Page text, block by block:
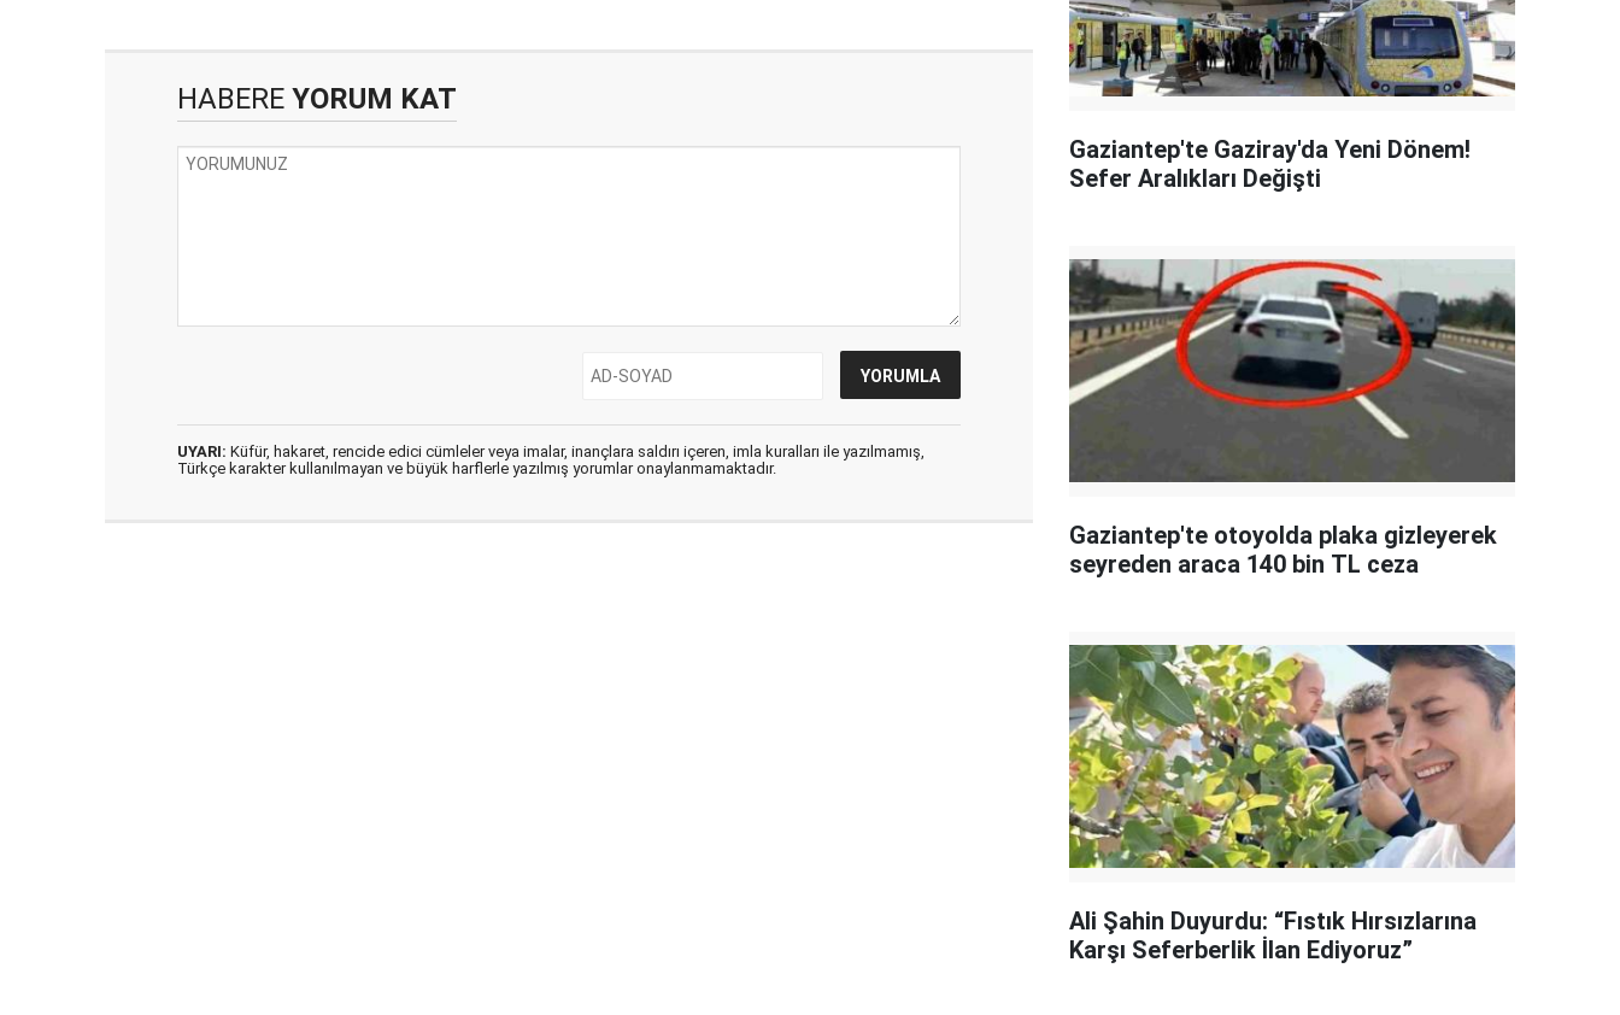
HABERE YORUM KAT
UYARI: Küfür, hakaret, rencide edici cümleler veya imalar, inançlara saldırı içeren, imla kuralları ile yazılmamış,
Türkçe karakter kullanılmayan ve büyük harflerle yazılmış yorumlar onaylanmamaktadır.
Gaziantep'te Gaziray'da Yeni Dönem!
Sefer Aralıkları Değişti
Gaziantep'te otoyolda plaka gizleyerek
seyreden araca 140 bin TL ceza
Ali Şahin Duyurdu: “Fıstık Hırsızlarına
Karşı Seferberlik İlan Ediyoruz”